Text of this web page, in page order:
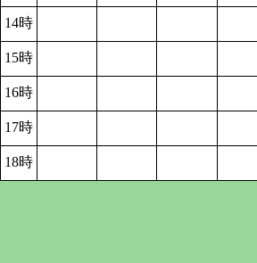
14時
15時
16時
17時
18時